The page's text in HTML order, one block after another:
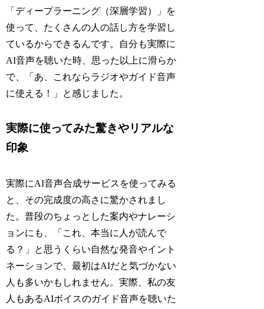
「ディープラーニング（深層学習）」を
使って、たくさんの人の話し方を学習し
ているからできるんです。自分も実際に
AI音声を聴いた時、思った以上に滑らか
で、「あ、これならラジオやガイド音声
に使える！」と感じました。
実際に使ってみた驚きやリアルな
印象
実際にAI音声合成サービスを使ってみる
と、その完成度の高さに驚かされまし
た。普段のちょっとした案内やナレーシ
ョンにも、「これ、本当に人が読んで
る？」と思うくらい自然な発音やイント
ネーションで、最初はAIだと気づかない
人も多いかもしれません。実際、私の友
人もあるAIボイスのガイド音声を聴いた